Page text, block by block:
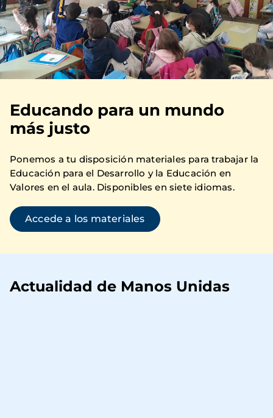
Educando para un mundo
más justo
Ponemos a tu disposición materiales para trabajar la
Educación para el Desarrollo y la Educación en
Valores en el aula. Disponibles en siete idiomas.
Accede a los materiales
Actualidad de Manos Unidas